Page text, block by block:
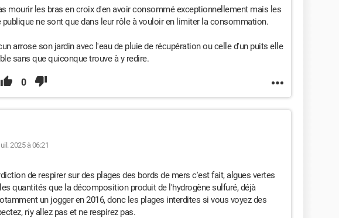
mourir les bras en croix d'en avoir consommé exceptionnellement mais les
ne sont que dans leur rôle à vouloir en limiter la consommation.
arrose son jardin avec l'eau de pluie de récupération ou celle d'un puits elle
sans que quiconque trouve à y redire.
0
2025 à 06:21
de respirer sur des plages des bords de mers c'est fait, algues vertes
quantités que la décomposition produit de l'hydrogène sulfuré, déjà
un jogger en 2016, donc les plages interdites si vous voyez des
n'y allez pas et ne respirez pas.